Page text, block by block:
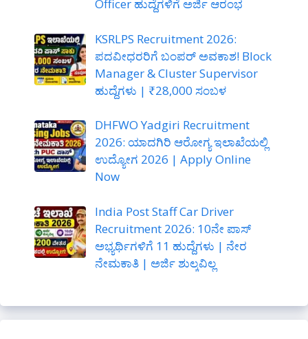
Officer ಹುದ್ದೆಗಳಿಗೆ ಅರ್ಜಿ ಆರಂಭ
KSRLPS Recruitment 2026:
ಪದವೀಧರರಿಗೆ ಬಂಪರ್ ಅವಕಾಶ! Block
Manager & Cluster Supervisor
ಹುದ್ದೆಗಳು | ₹28,000 ಸಂಬಳ
DHFWO Yadgiri Recruitment
2026: ಯಾದಗಿರಿ ಆರೋಗ್ಯ ಇಲಾಖೆಯಲ್ಲಿ
ಉದ್ಯೋಗ 2026 | Apply Online
Now
India Post Staff Car Driver
Recruitment 2026: 10ನೇ ಪಾಸ್
ಅಭ್ಯರ್ಥಿಗಳಿಗೆ 11 ಹುದ್ದೆಗಳು | ನೇರ
ನೇಮಕಾತಿ | ಅರ್ಜಿ ಶುಲ್ಕವಿಲ್ಲ